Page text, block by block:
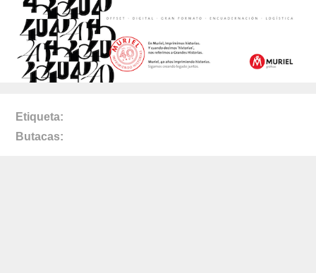
Etiqueta
Butacas